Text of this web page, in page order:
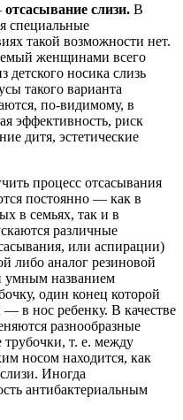
отсасывание слизи. В
специальные
такой возможности нет.
женщинами всего
носика слизь
такого варианта
по-видимому, в
эффективность, риск
дитя, эстетические
процесс отсасывания
постоянно — как в
в семьях, так и в
различные
или аспирации)
либо аналог резиновой
умным названием
один конец которой
— в нос ребенку. В качестве
разнообразные
т. е. между
носом находится, как
Иногда
антибактериальным